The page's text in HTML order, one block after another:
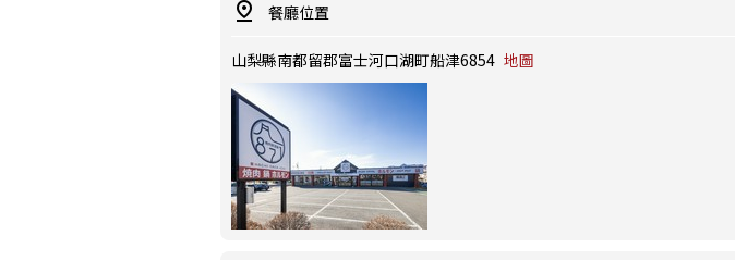
餐廳位置
山梨縣南都留郡富士河口湖町船津6854 地圖